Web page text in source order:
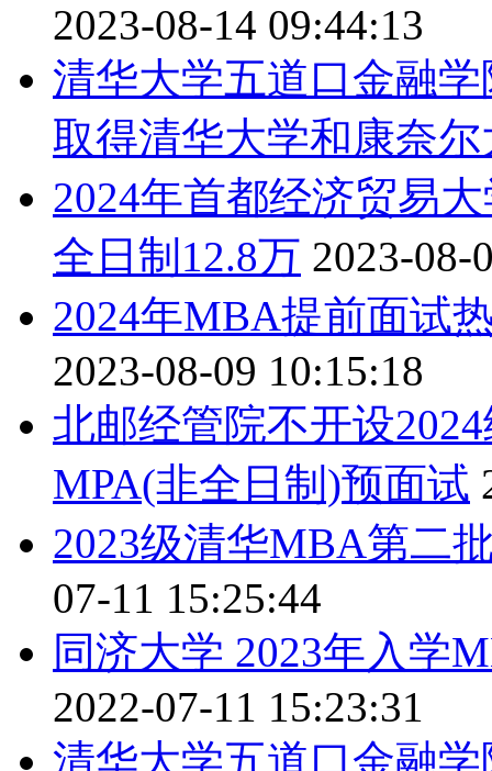
2023-08-14 09:44:13
清华大学五道口金融
取得清华大学和康奈
2024年首都经济贸易
全日制12.8万 2023-08-
2024年MBA提前面试
2023-08-09 10:15:18
北邮经管院不开设
MPA(非全日制)预面试
2023级清华MBA第二
07-11 15:25:44
同济大学 2023年入学
2022-07-11 15:23:31
清华大学五道口金融